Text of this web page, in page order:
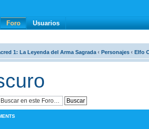
Foro Usuarios
1: La Leyenda del Arma Sagrada ‹ Personajes ‹ Elfo